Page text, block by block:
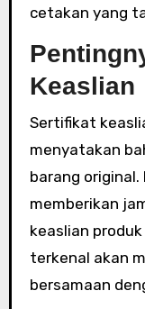
cetakan yang
Keaslian
Sertifikat
menyatakan
barang
memberikan
keaslian
terkenal akan
bersamaan